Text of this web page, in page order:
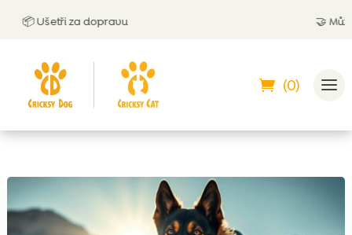
📦 Ušetři za dopravu Můžeš
(0)